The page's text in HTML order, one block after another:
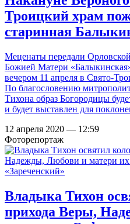
Троицкий храм
старинная
Меценаты передали
Божией Матери
вечером 11 апреля в Свято-
По благословению
Тихона образ Богородицы
и будет выставлен для
12 апреля 2020 — 12:59
Фоторепортаж
Владыка Тихон
прихода Веры,